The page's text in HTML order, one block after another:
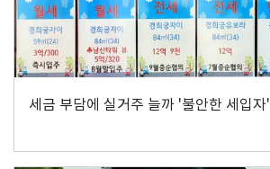
세금 부담에 실거주 늘까 '불안한 세입자'